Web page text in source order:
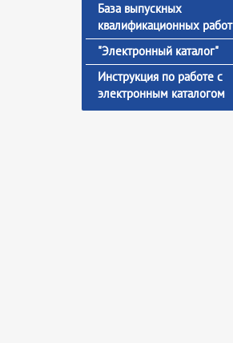
База выпускных
квалификационных работ
"Электронный каталог"
Инструкция по работе с
электронным каталогом